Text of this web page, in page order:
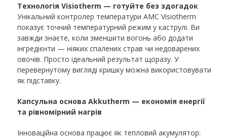
Технологія Visiotherm — готуйте без здогадок
Унікальний контролер температури AMC Visiotherm
показує точний температурний режим у каструлі. Ви
завжди знаєте, коли зменшити вогонь або додати
інгредієнти — ніяких спалених страв чи недоварених
овочів. Просто ідеальний результат щоразу. У
перевернутому вигляді кришку можна використовувати
як підставку.
Капсульна основа Akkutherm — економія енергії
та рівномірний нагрів
Інноваційна основа працює як тепловий акумулятор: